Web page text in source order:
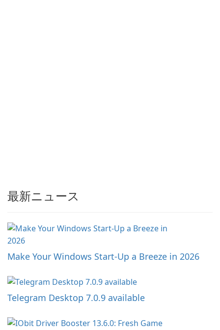
最新ニュース
Make Your Windows Start-Up a Breeze in 2026
Telegram Desktop 7.0.9 available